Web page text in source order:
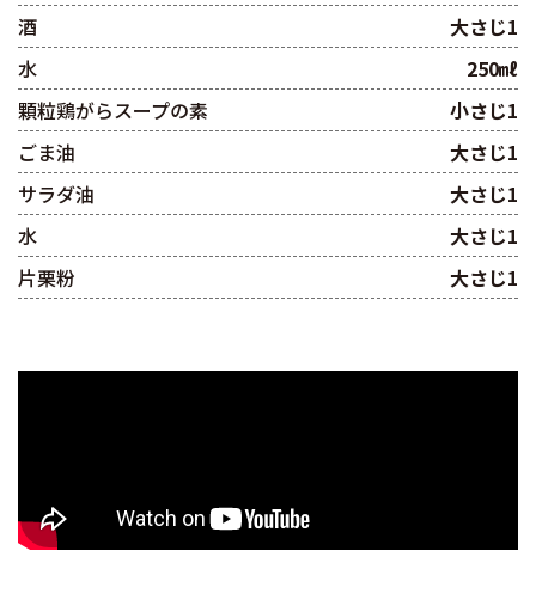
酒
大さじ1
水
250㎖
顆粒鶏がらスープの素
小さじ1
ごま油
大さじ1
サラダ油
大さじ1
水
大さじ1
片栗粉
大さじ1